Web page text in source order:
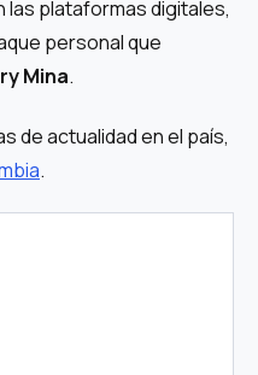
plataformas digitales,
personal que
Mina.
de actualidad en el país,
.